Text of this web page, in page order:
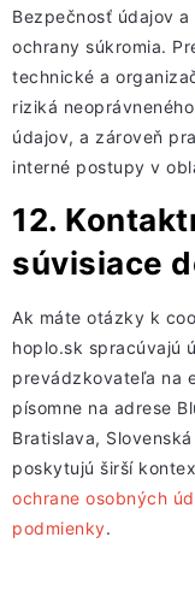
Bezpečnosť údajov
ochrany súkromia.
technické a
riziká
údajov, a zároveň
interné postupy v
12.
súvisiace
Ak máte otázky k
hoplo.sk spracúvajú
prevádzkovateľa na
písomne na adrese
Bratislava,
poskytujú širší
ochrane osobných
podmienky.